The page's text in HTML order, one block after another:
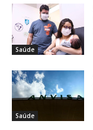
Saúde
Saúde